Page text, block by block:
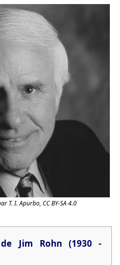
T. I. Apurbo, CC BY-SA 4.0
Jim Rohn (1930 -